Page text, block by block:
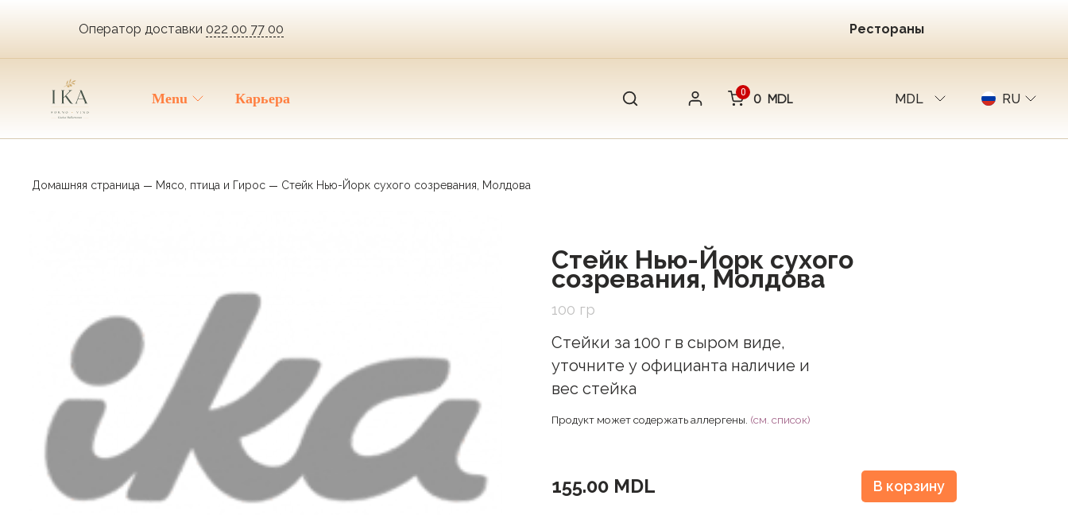
Оператор доставки022 00 77 00 Рестораны
Menu Карьера 0 0 MDL MDL RU
Домашняя страница Мясо, птица и Гирос Стейк Нью-Йорк сухого созревания, Молдова
Стейк Нью-Йорк сухого
созревания, Молдова
100 гр
Стейки за 100 г в сыром виде,
уточните у официанта наличие и
вес стейка
Продукт может содержать аллергены. (см. список)
155.00 MDL В корзину